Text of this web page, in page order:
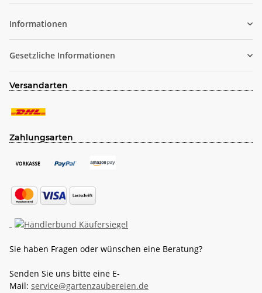
Informationen
Gesetzliche Informationen
Versandarten
Zahlungsarten
Sie haben Fragen oder wünschen eine Beratung?
Senden Sie uns bitte eine E-
Mail: service@gartenzaubereien.de